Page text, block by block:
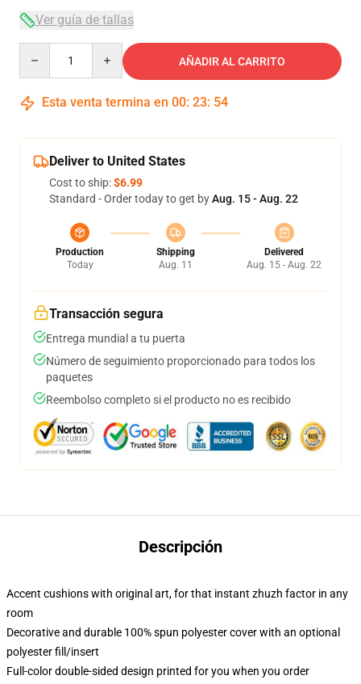
Ver guía de tallas
AÑADIR AL CARRITO
Esta venta termina en 00: 23: 53
Deliver to United States
Cost to ship:$6.99
Standard - Order today to get byAug. 15 - Aug. 22
Production
Today
Shipping
Aug. 11
Delivered
Aug. 15 - Aug. 22
Transacción segura
Entrega mundial a tu puerta
Número de seguimiento proporcionado para todos los
paquetes
Reembolso completo si el producto no es recibido
Descripción
Accent cushions with original art, for that instant zhuzh factor in any
room
Decorative and durable 100% spun polyester cover with an optional
polyester fill/insert
Full-color double-sided design printed for you when you order